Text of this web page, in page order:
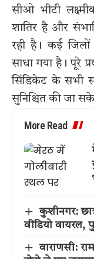
सीओ भीटी
शातिर है और
रही है। कई
साधा गया है। पूरे
सिंडिकेट के सभी
सुनिश्चित की जा
More Read
कुशीनगर:
वीडियो वायरल,
वाराणसी: